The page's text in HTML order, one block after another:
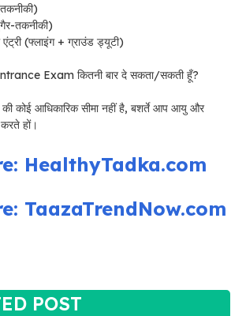
तकनीकी)
(फ्लाइंग + ग्राउंड ड्यूटी)
Exam कितनी बार दे सकता/सकती हूँ?
की कोई आधिकारिक सीमा नहीं है, बशर्ते आप आयु और
करते हों।
HealthyTadka.com
TaazaTrendNow.com
POST